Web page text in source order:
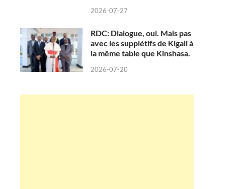
2026-07-27
RDC: Dialogue, oui. Mais pas
avec les supplétifs de Kigali à
la même table que Kinshasa.
2026-07-20